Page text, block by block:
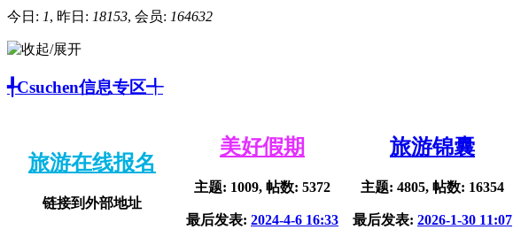
今日: 1, 昨日: 18153, 会员: 164632
╃Csuchen信息专区╃
旅游在线报名
链接到外部地址
美好假期
主题: 1009, 帖数: 5372
最后发表: 2024-4-6 16:33
旅游锦囊
主题: 4805, 帖数: 16354
最后发表: 2026-1-30 11:07